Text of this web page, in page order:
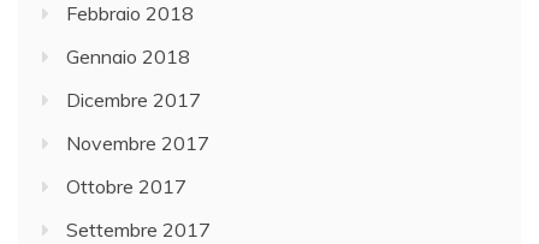
Febbraio 2018
Gennaio 2018
Dicembre 2017
Novembre 2017
Ottobre 2017
Settembre 2017